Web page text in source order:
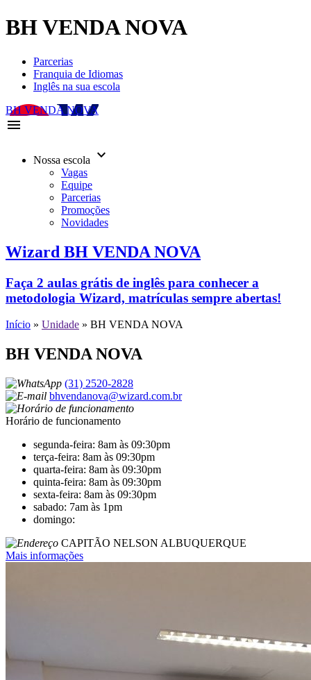
BH VENDA NOVA
Parcerias
Franquia de Idiomas
Inglês na sua escola
BH VENDA NOVA
menu
Nossa escola keyboard_arrow_down
Vagas
Equipe
Parcerias
Promoções
Novidades
Wizard BH VENDA NOVA
Faça 2 aulas grátis de inglês para conhecer a
metodologia Wizard, matrículas sempre abertas!
Início » Unidade » BH VENDA NOVA
BH VENDA NOVA
(31) 2520-2828
bhvendanova@wizard.com.br
Horário de funcionamento
segunda-feira: 8am às 09:30pm
terça-feira: 8am às 09:30pm
quarta-feira: 8am às 09:30pm
quinta-feira: 8am às 09:30pm
sexta-feira: 8am às 09:30pm
sabado: 7am às 1pm
domingo:
CAPITÃO NELSON ALBUQUERQUE
Mais informações